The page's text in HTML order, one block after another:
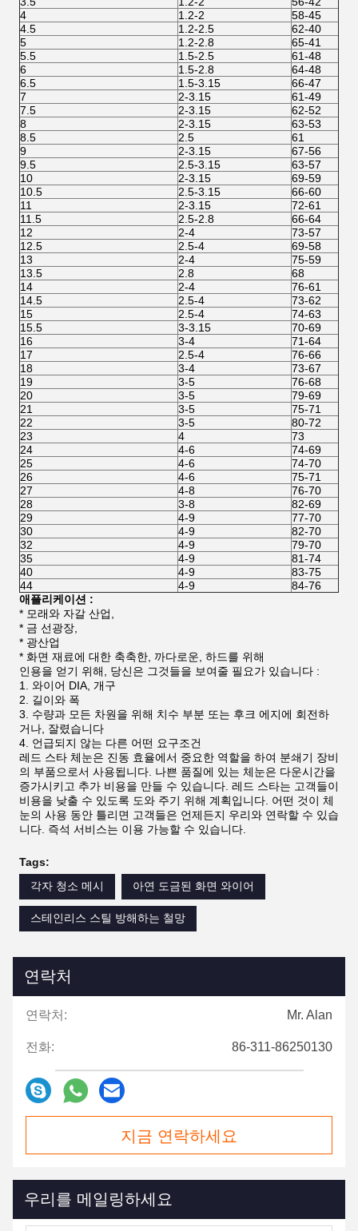
4
1.2-2
58-45
4.5
1.2-2.5
62-40
5
1.2-2.8
65-41
5.5
1.5-2.5
61-48
6
1.5-2.8
64-48
6.5
1.5-3.15
66-47
7
2-3.15
61-49
7.5
2-3.15
62-52
8
2-3.15
63-53
8.5
2.5
61
9
2-3.15
67-56
9.5
2.5-3.15
63-57
10
2-3.15
69-59
10.5
2.5-3.15
66-60
11
2-3.15
72-61
11.5
2.5-2.8
66-64
12
2-4
73-57
12.5
2.5-4
69-58
13
2-4
75-59
13.5
2.8
68
14
2-4
76-61
14.5
2.5-4
73-62
15
2.5-4
74-63
15.5
3-3.15
70-69
16
3-4
71-64
17
2.5-4
76-66
18
3-4
73-67
19
3-5
76-68
20
3-5
79-69
21
3-5
75-71
22
3-5
80-72
23
4
73
24
4-6
74-69
25
4-6
74-70
26
4-6
75-71
27
4-8
76-70
28
3-8
82-69
29
4-9
77-70
30
4-9
82-70
32
4-9
79-70
35
4-9
81-74
40
4-9
83-75
44
4-9
84-76
애플리케이션 :
* 모래와 자갈 산업,
* 금 선광장,
* 광산업
* 화면 재료에 대한 축축한, 까다로운, 하드를 위해
인용을 얻기 위해, 당신은 그것들을 보여줄 필요가 있습니다 :
와이어 DIA, 개구
길이와 폭
수량과 모든 차원을 위해 치수 부분 또는 후크 에지에 회전하
거나, 잘렸습니다
언급되지 않는 다른 어떤 요구조건
레드 스타 체눈은 진동 효율에서 중요한 역할을 하여 분쇄기 장비
의 부품으로서 사용됩니다. 나쁜 품질에 있는 체눈은 다운시간을
증가시키고 추가 비용을 만들 수 있습니다. 레드 스타는 고객들이
비용을 낮출 수 있도록 도와 주기 위해 계획입니다. 어떤 것이 체
눈의 사용 동안 틀리면 고객들은 언제든지 우리와 연락할 수 있습
니다. 즉석 서비스는 이용 가능할 수 있습니다.
Tags:
각자 청소 메시
아연 도금된 화면 와이어
스테인리스 스틸 방해하는 철망
연락처
연락처: Mr. Alan
전화: 86-311-86250130
지금 연락하세요
우리를 메일링하세요